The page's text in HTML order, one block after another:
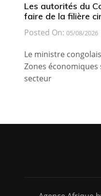
Les autorités du
faire de la filière
Posted On: 05/08/2026
Le ministre
Zones
secteur